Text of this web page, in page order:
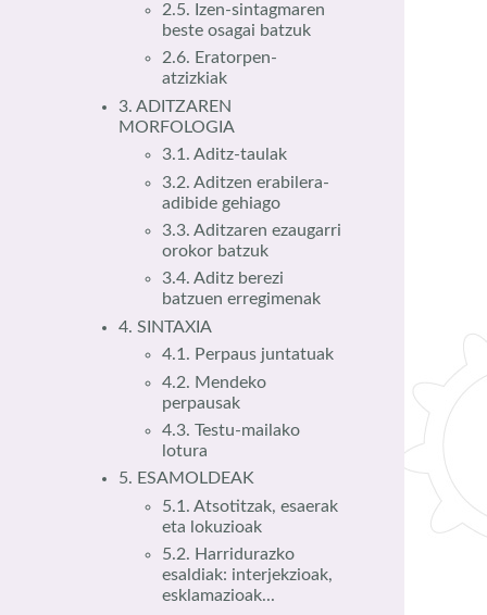
2.5. Izen-sintagmaren
beste osagai batzuk
2.6. Eratorpen-
atzizkiak
3. ADITZAREN
MORFOLOGIA
3.1. Aditz-taulak
3.2. Aditzen erabilera-
adibide gehiago
3.3. Aditzaren ezaugarri
orokor batzuk
3.4. Aditz berezi
batzuen erregimenak
4. SINTAXIA
4.1. Perpaus juntatuak
4.2. Mendeko
perpausak
4.3. Testu-mailako
lotura
5. ESAMOLDEAK
5.1. Atsotitzak, esaerak
eta lokuzioak
5.2. Harridurazko
esaldiak: interjekzioak,
esklamazioak...